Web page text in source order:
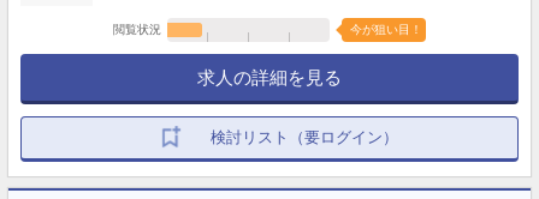
閲覧状況 今が狙い目！
求人の詳細を見る
検討リスト（要ログイン）